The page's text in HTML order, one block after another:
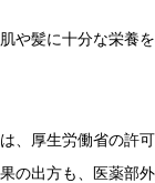
や髪に十分な栄養
、厚生労働省の許
の出方も、医薬部